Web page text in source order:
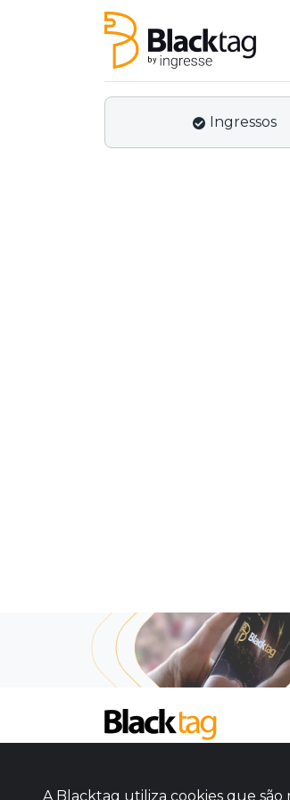
Ingressos
A Blacktag utiliza cookies que